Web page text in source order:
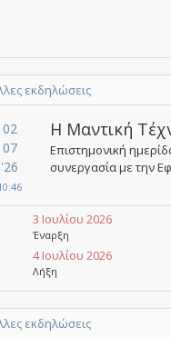
εκδηλώσεις
02
07
'26
Η Μαντική
Επιστημονική
συνεργασία με την
3 Ιουλίου 2026
Έναρξη
4 Ιουλίου 2026
Λήξη
εκδηλώσεις